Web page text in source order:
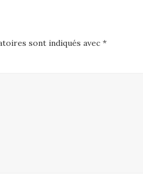
sont indiqués avec *